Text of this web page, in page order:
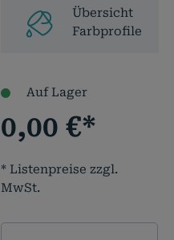
Übersicht
Farbprofile
Auf Lager
0,00€*
* Listenpreise zzgl.
MwSt.